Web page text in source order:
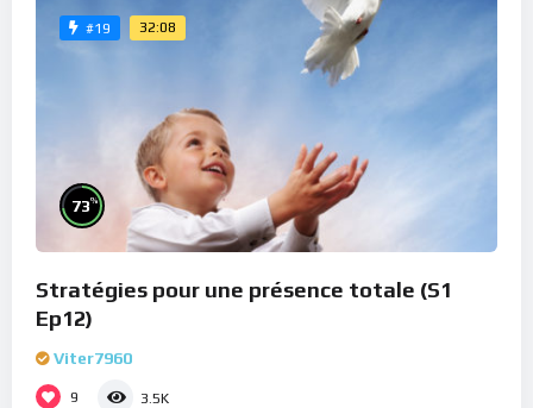
#19 32:08
73%
Stratégies pour une présence totale (S1
Ep12)
Viter7960
9 3.5K